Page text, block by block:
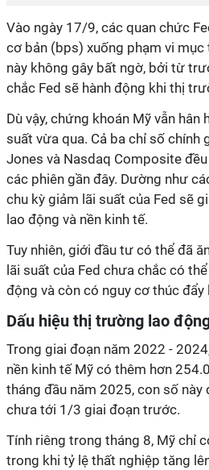
Vào ngày 17/9, các quan chức
cơ bản (bps) xuống phạm vi mục
này không gây bất ngờ, bởi từ
chắc Fed sẽ hành động khi thị
Dù vậy, chứng khoán Mỹ vẫn hân
suất vừa qua. Cả ba chỉ số chính
Jones và Nasdaq Composite
các phiên gần đây. Dường như
chu kỳ giảm lãi suất của Fed sẽ
lao động và nền kinh tế.
Tuy nhiên, giới đầu tư có thể đã
lãi suất của Fed chưa chắc có
động và còn có nguy cơ thúc đẩy
Dấu hiệu thị trường lao
Trong giai đoạn năm 2022 -
nền kinh tế Mỹ có thêm hơn
tháng đầu năm 2025, con số này
chưa tới 1/3 giai đoạn trước.
Tính riêng trong tháng 8, Mỹ chỉ
trong khi tỷ lệ thất nghiệp tăng